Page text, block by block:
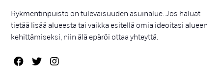
Rykmentinpuisto on tulevaisuuden asuinalue. Jos haluat
tietää lisää alueesta tai vaikka esitellä omia ideoitasi alueen
kehittämiseksi, niin älä epäröi ottaa yhteyttä.